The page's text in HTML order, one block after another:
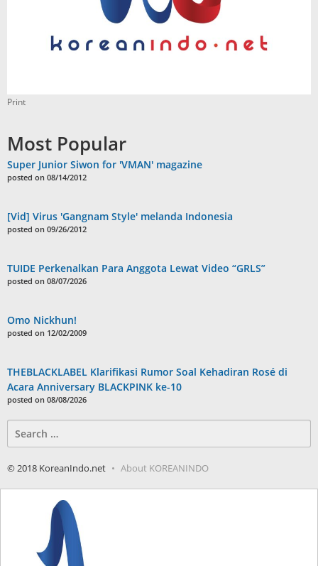
Print
Most Popular
Super Junior Siwon for 'VMAN' magazine
posted on 08/14/2012
[Vid] Virus 'Gangnam Style' melanda Indonesia
posted on 09/26/2012
TUIDE Perkenalkan Para Anggota Lewat Video “GRLS”
posted on 08/07/2026
Omo Nickhun!
posted on 12/02/2009
THEBLACKLABEL Klarifikasi Rumor Soal Kehadiran Rosé di
Acara Anniversary BLACKPINK ke-10
posted on 08/08/2026
for:
© 2018 KoreanIndo.net About KOREANINDO